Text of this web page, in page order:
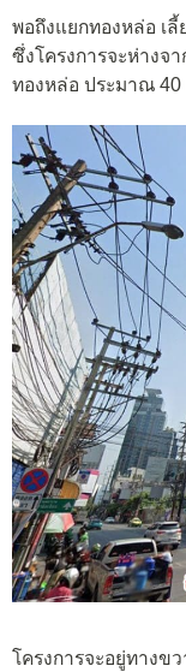
พอถึงแยกทองหล่อ เ
ซึ่งโครงการจะห่างจ
ทองหล่อ ประมาณ 40
โครงการจะอยู่ทางข